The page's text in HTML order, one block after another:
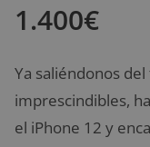
1.400€
Ya saliéndonos
imprescindibles,
el iPhone 12 y